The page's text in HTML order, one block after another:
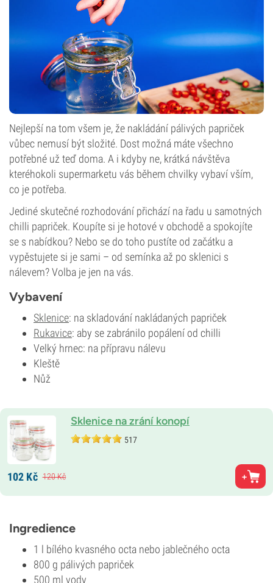
Nejlepší na tom všem je, že nakládání pálivých papriček
vůbec nemusí být složité. Dost možná máte všechno
potřebné už teď doma. A i kdyby ne, krátká návštěva
kteréhokoli supermarketu vás během chvilky vybaví vším,
co je potřeba.
Jediné skutečné rozhodování přichází na řadu u samotných
chilli papriček. Koupíte si je hotové v obchodě a spokojíte
se s nabídkou? Nebo se do toho pustíte od začátku a
vypěstujete si je sami – od semínka až po sklenici s
nálevem? Volba je jen na vás.
Vybavení
Sklenice: na skladování nakládaných papriček
Rukavice: aby se zabránilo popálení od chilli
Velký hrnec: na přípravu nálevu
Kleště
Nůž
Sklenice na zrání konopí
517
102 Kč 120Kč
Ingredience
1 l bílého kvasného octa nebo jablečného octa
800 g pálivých papriček
500 ml vody